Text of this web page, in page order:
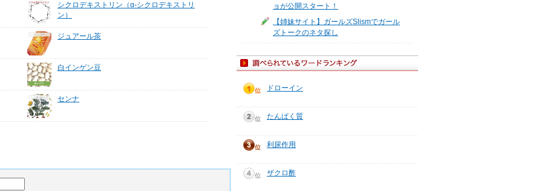
シクロデキストリン（α‐シクロデキストリ
ン）
ジュアール茶
白インゲン豆
センナ
ョが公開スタート！
【姉妹サイト】ガールズSlismでガール
ズトークのネタ探し
ドローイン
たんぱく質
利尿作用
ザクロ酢